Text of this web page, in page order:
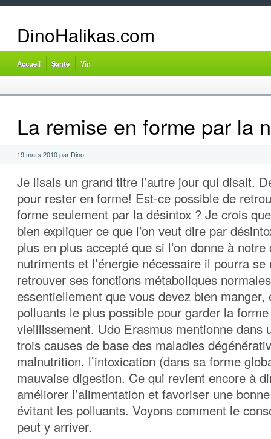
DinoHalikas.com
Accueil Santé Vin
La remise en forme par la
19 mars 2010 par Dino
Je lisais un grand titre l’autre jour qui disait.
pour rester en forme! Est-ce possible de
forme seulement par la désintox ? Je crois
bien expliquer ce que l’on veut dire par
plus en plus accepté que si l’on donne à
nutriments et l’énergie nécessaire il pourra se
retrouver ses fonctions métaboliques
essentiellement que vous devez bien manger,
polluants le plus possible pour garder la
vieillissement. Udo Erasmus mentionne dans
trois causes de base des maladies
malnutrition, l’intoxication (dans sa forme
mauvaise digestion. Ce qui revient encore à
améliorer l’alimentation et favoriser une
évitant les polluants. Voyons comment le
peut y arriver.